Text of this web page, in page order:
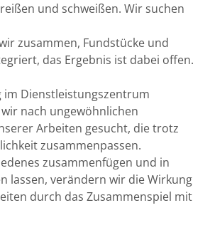
und schweißen. Wir suchen
zusammen, Fundstücke und
das Ergebnis ist dabei offen.
im Dienstleistungszentrum
nach ungewöhnlichen
Arbeiten gesucht, die trotz
zusammenpassen.
zusammenfügen und in
lassen, verändern wir die Wirkung
durch das Zusammenspiel mit